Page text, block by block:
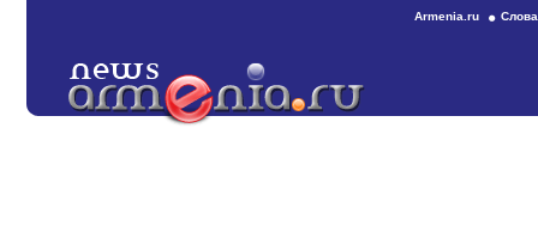
Armenia.ru